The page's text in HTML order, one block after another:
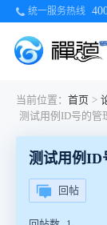
统一服务热线
当前位置： 首页 >
测试用例ID
回帖